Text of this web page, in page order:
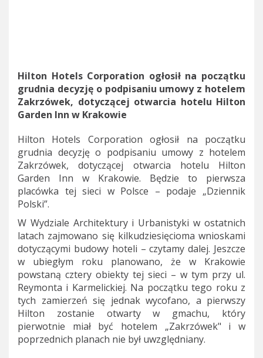
Hilton Hotels Corporation ogłosił na początku
grudnia decyzję o podpisaniu umowy z hotelem
Zakrzówek, dotyczącej otwarcia hotelu Hilton
Garden Inn w Krakowie
Hilton Hotels Corporation ogłosił na początku
grudnia decyzję o podpisaniu umowy z hotelem
Zakrzówek, dotyczącej otwarcia hotelu Hilton
Garden Inn w Krakowie. Będzie to pierwsza
placówka tej sieci w Polsce – podaje „Dziennik
Polski”.
W Wydziale Architektury i Urbanistyki w ostatnich
latach zajmowano się kilkudziesięcioma wnioskami
dotyczącymi budowy hoteli – czytamy dalej. Jeszcze
w ubiegłym roku planowano, że w Krakowie
powstaną cztery obiekty tej sieci – w tym przy ul.
Reymonta i Karmelickiej. Na początku tego roku z
tych zamierzeń się jednak wycofano, a pierwszy
Hilton zostanie otwarty w gmachu, który
pierwotnie miał być hotelem „Zakrzówek" i w
poprzednich planach nie był uwzględniany.